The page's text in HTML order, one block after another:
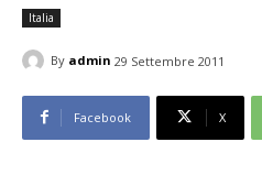
Italia
By admin 29 Settembre 2011
Facebook X